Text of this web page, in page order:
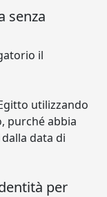
senza
il
utilizzando
purché abbia
data di
per